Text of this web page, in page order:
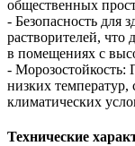
общественных
- Безопасность для
растворителей, что
в помещениях с
- Морозостойкость:
низких температур,
климатических
Технические